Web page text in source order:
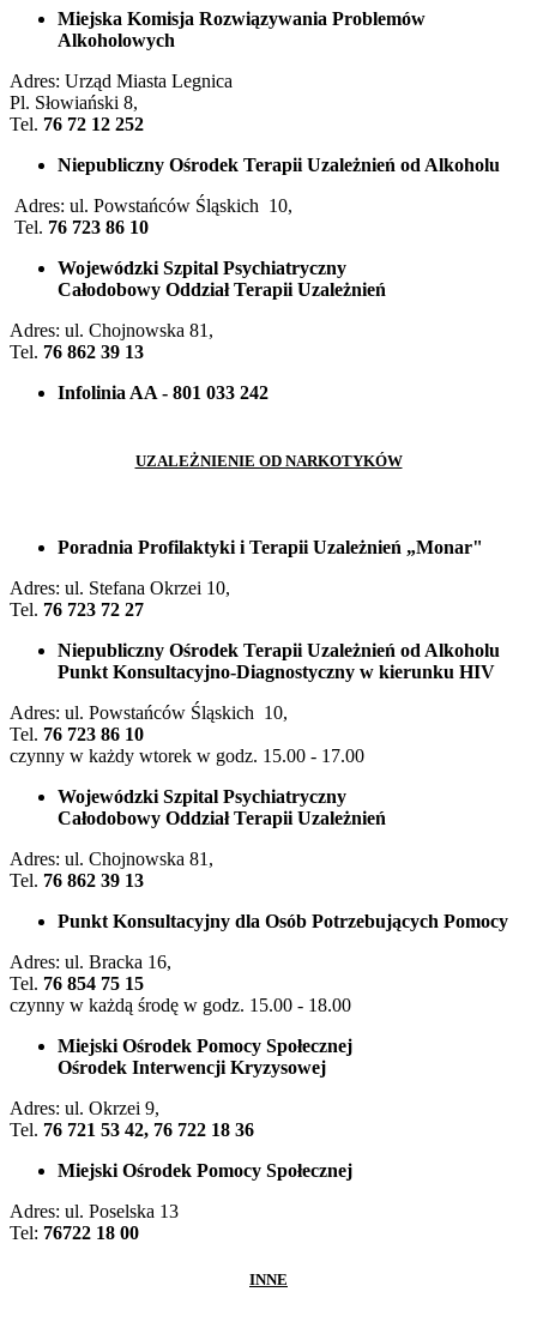
Miejska Komisja Rozwiązywania Problemów
Alkoholowych
Adres: Urząd Miasta Legnica
Pl. Słowiański 8,
Tel. 76 72 12 252
Niepubliczny Ośrodek Terapii Uzależnień od Alkoholu
Adres: ul. Powstańców Śląskich 10,
Tel. 76 723 86 10
Wojewódzki Szpital Psychiatryczny
Całodobowy Oddział Terapii Uzależnień
Adres: ul. Chojnowska 81,
Tel. 76 862 39 13
Infolinia AA - 801 033 242
UZALEŻNIENIE OD NARKOTYKÓW
Poradnia Profilaktyki i Terapii Uzależnień „Monar"
Adres: ul. Stefana Okrzei 10,
Tel. 76 723 72 27
Niepubliczny Ośrodek Terapii Uzależnień od Alkoholu
Punkt Konsultacyjno-Diagnostyczny w kierunku HIV
Adres: ul. Powstańców Śląskich 10,
Tel. 76 723 86 10
czynny w każdy wtorek w godz. 15.00 - 17.00
Wojewódzki Szpital Psychiatryczny
Całodobowy Oddział Terapii Uzależnień
Adres: ul. Chojnowska 81,
Tel. 76 862 39 13
Punkt Konsultacyjny dla Osób Potrzebujących Pomocy
Adres: ul. Bracka 16,
Tel. 76 854 75 15
czynny w każdą środę w godz. 15.00 - 18.00
Miejski Ośrodek Pomocy Społecznej
Ośrodek Interwencji Kryzysowej
Adres: ul. Okrzei 9,
Tel. 76 721 53 42, 76 722 18 36
Miejski Ośrodek Pomocy Społecznej
Adres: ul. Poselska 13
Tel: 76722 18 00
INNE